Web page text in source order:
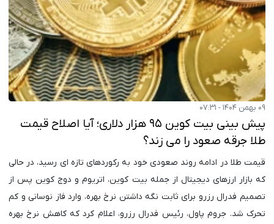
۰۹ بهمن ۱۴۰۴ - ۰۷:۳۱
پیش بینی بیت کوین ۹۵ هزار دلاری؛ آیا اصلاح قیمت
طلا جرقه صعود را می زند؟
قیمت طلا در ادامه روند صعودی خود به رکوردهای تازه ای رسید، در حالی
که بازار ارزهای دیجیتال از جمله بیت کوین، اتریوم و دوج کوین پس از
تصمیم فدرال رزرو برای ثابت نگه داشتن نرخ بهره، وارد فاز نوسانی و کم
تحرک شد. جروم پاول، رئیس فدرال رزرو، اعلام کرد که کاهش نرخ بهره